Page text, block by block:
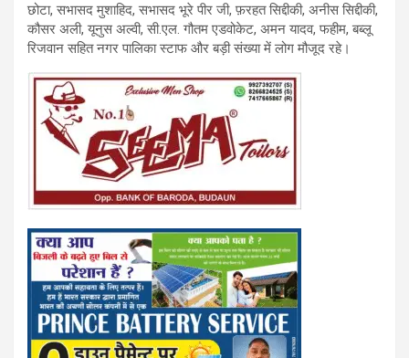
छोटा, सभासद मुशाहिद, सभासद भूरे पीर जी, फ़रहत सिद्दीकी, अनीस सिद्दीकी,
कौसर अली, यूनुस अल्वी, सी.एल. गौतम एडवोकेट, अमन यादव, फहीम, बब्लू
रिजवान सहित नगर पालिका स्टाफ और बड़ी संख्या में लोग मौजूद रहे।